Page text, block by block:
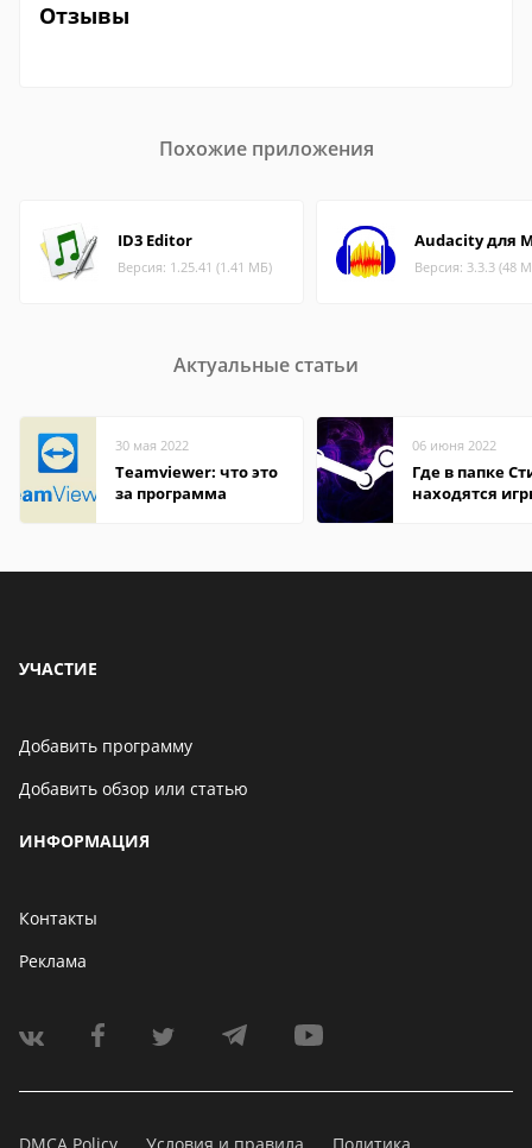
Отзывы
Похожие приложения
ID3 Editor
Версия: 1.25.41 (1.41 МБ)
Audacity для
Версия: 3.3.3 (48
Актуальные статьи
30 мая 2022
Teamviewer: что это
за программа
06 июня 2022
Где в папке
находятся
УЧАСТИЕ
Добавить программу
Добавить обзор или статью
ИНФОРМАЦИЯ
Контакты
Реклама